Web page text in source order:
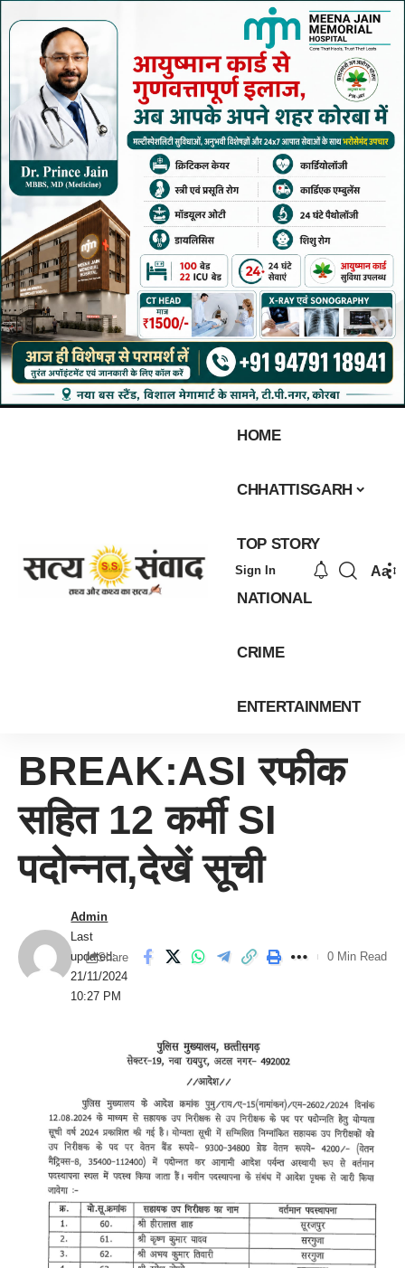
HOME
CHHATTISGARH
TOP STORY
NATIONAL
CRIME
ENTERTAINMENT
Sign In Aa
BREAK:ASI रफीक
सहित 12 कर्मी SI
पदोन्नत,देखें सूची
Last
updated:
21/11/2024
10:27 PM
Admin
Share 0 Min Read